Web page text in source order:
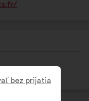
bez prijatia